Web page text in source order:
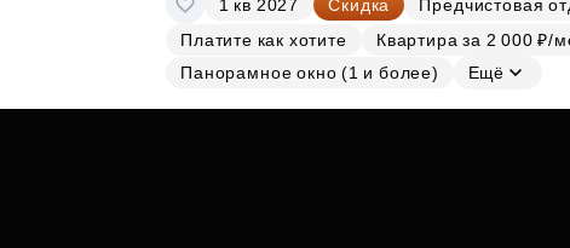
Субсидии
1 кв 2027 Скидка
Предчистовая
Платите как хотите
Квартира за 2 000 ₽/
Панорамное окно (1 и более)
Ещё